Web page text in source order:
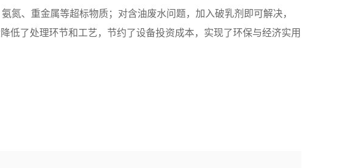
氮、重金属等超标物质；对含油废水问题，加入破乳剂即可解决，
低了处理环节和工艺，节约了设备投资成本，实现了环保与经济实用